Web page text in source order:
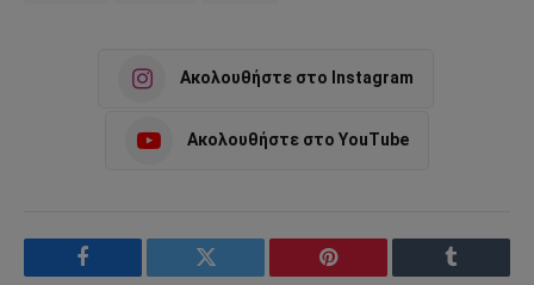
Ακολουθήστε στο Instagram
Ακολουθήστε στο YouTube
Facebook Twitter Pinterest Tumblr